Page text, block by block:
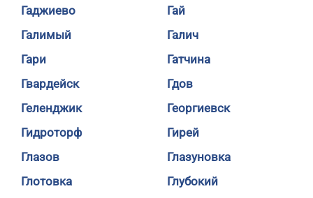
Гаджиево
Гай
Галимый
Галич
Гари
Гатчина
Гвардейск
Гдов
Геленджик
Георгиевск
Гидроторф
Гирей
Глазов
Глазуновка
Глотовка
Глубокий